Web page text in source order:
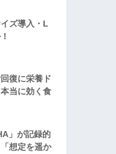
ズ導入・L
復に栄養ド
当に効く食
」が記録的
想定を遥か